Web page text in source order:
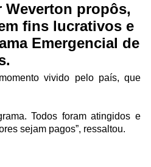
Weverton propôs,
fins lucrativos e
Emergencial de
vivido pelo país, que
Todos foram atingidos e
sejam pagos”, ressaltou.